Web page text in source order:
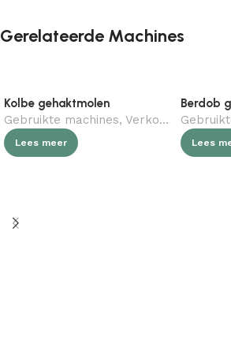
Gerelateerde Machines
Kolbe gehaktmolen
Gebruikte machines, Verkocht (gebruikt)
Lees meer
Berdob
Lees